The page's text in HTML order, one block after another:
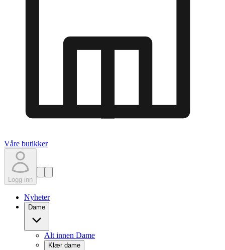
Våre butikker
Logg inn
Nyheter
Dame
Alt innen Dame
Klær dame